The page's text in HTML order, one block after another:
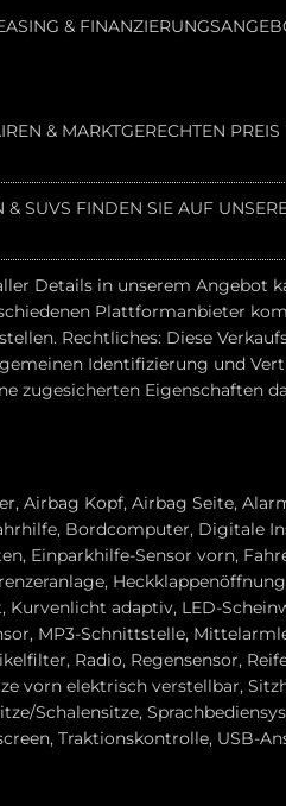
&
& MARKTGERECHTEN
SUVS FINDEN SIE AUF
Details in unserem Angebot
Plattformanbieter
Rechtliches: Diese
Identifizierung und
zugesicherten Eigenschaften
Airbag Kopf, Airbag Seite,
Bordcomputer, Digitale
Einparkhilfe-Sensor vorn,
adaptiv, LED-
MP3-Schnittstelle,
Radio, Regensensor,
vorn elektrisch verstellbar,
Schalensitze,
Traktionskontrolle, USB-